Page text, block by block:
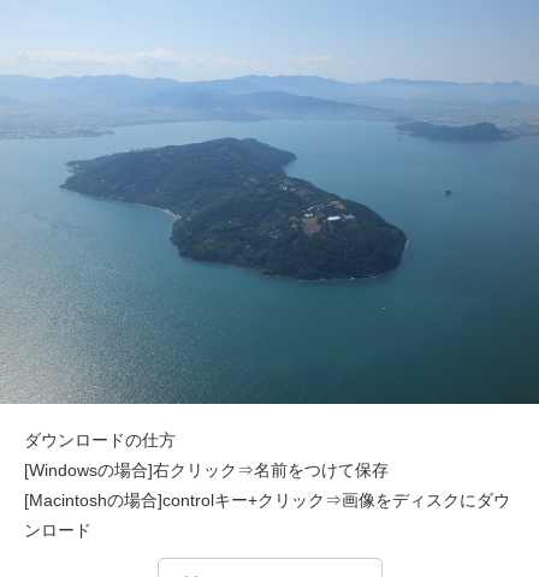
ダウンロードの仕方
[Windowsの場合]右クリック⇒名前をつけて保存
[Macintoshの場合]controlキー+クリック⇒画像をディスクにダウ
ンロード